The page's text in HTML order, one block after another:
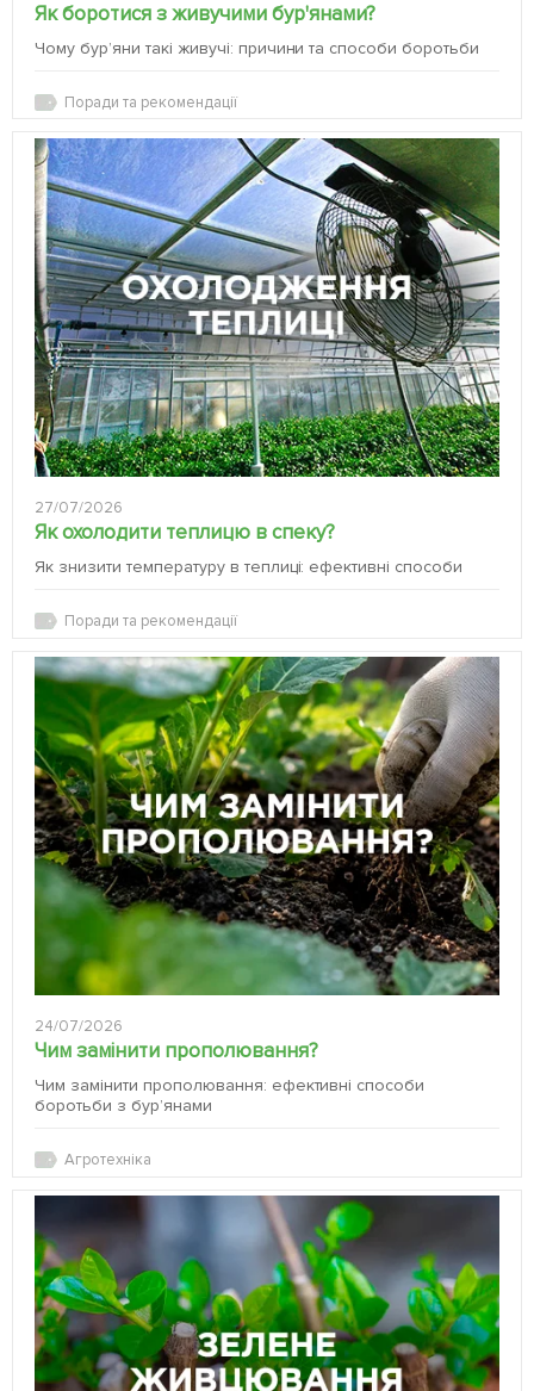
Як боротися з живучими бур'янами?
Чому бур’яни такі живучі: причини та способи боротьби
Поради та рекомендації
27/07/2026
Як охолодити теплицю в спеку?
Як знизити температуру в теплиці: ефективні способи
Поради та рекомендації
24/07/2026
Чим замінити прополювання?
Чим замінити прополювання: ефективні способи
боротьби з бур’янами
Агротехніка